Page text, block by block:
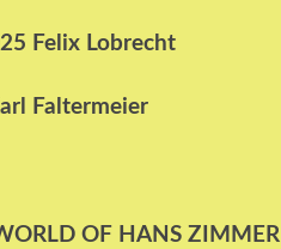
Felix Lobrecht
Faltermeier
OF HANS ZIMMER